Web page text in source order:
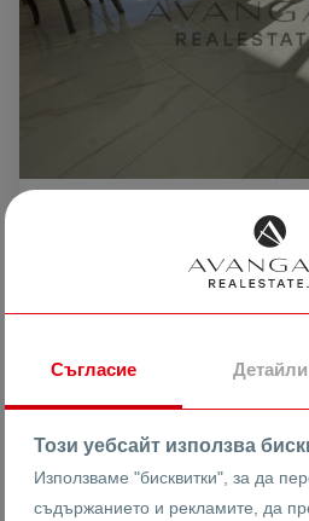
880121.54
Съгласие Детайли
Този уебсайт използва
Използваме "бисквитки", за да
съдържанието и рекламите, да